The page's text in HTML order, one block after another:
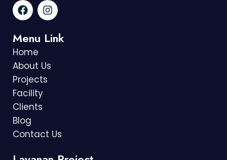
Menu Link
Home
About Us
Projects
Facility
Clients
Blog
Contact Us